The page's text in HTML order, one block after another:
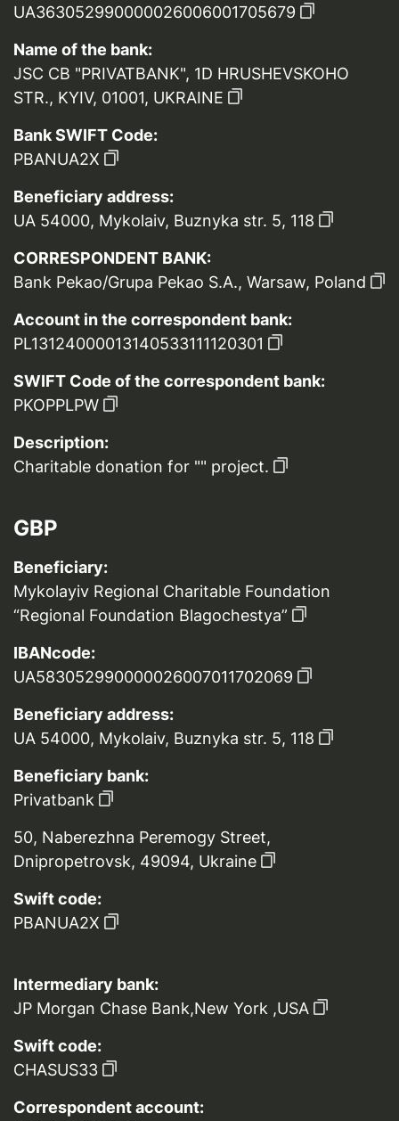
UA363052990000026006001705679
Name of the bank:
JSC CB "PRIVATBANK", 1D HRUSHEVSKOHO
STR., KYIV, 01001, UKRAINE
Bank SWIFT Code:
PBANUA2X
Beneficiary address:
UA 54000, Mykolaiv, Buznyka str. 5, 118
CORRESPONDENT BANK:
Bank Pekao/Grupa Pekao S.A., Warsaw, Poland
Account in the correspondent bank:
PL13124000013140533111120301
SWIFT Code of the correspondent bank:
PKOPPLPW
Description:
Charitable donation for "" project.
GBP
Beneficiary:
Mykolayiv Regional Charitable Foundation
“Regional Foundation Blagochestya”
IBANcode:
UA583052990000026007011702069
Beneficiary address:
UA 54000, Mykolaiv, Buznyka str. 5, 118
Beneficiary bank:
Privatbank
50, Naberezhna Peremogy Street,
Dnipropetrovsk, 49094, Ukraine
Swift code:
PBANUA2X
Intermediary bank:
JP Morgan Chase Bank,New York ,USA
Swift code:
CHASUS33
Correspondent account: